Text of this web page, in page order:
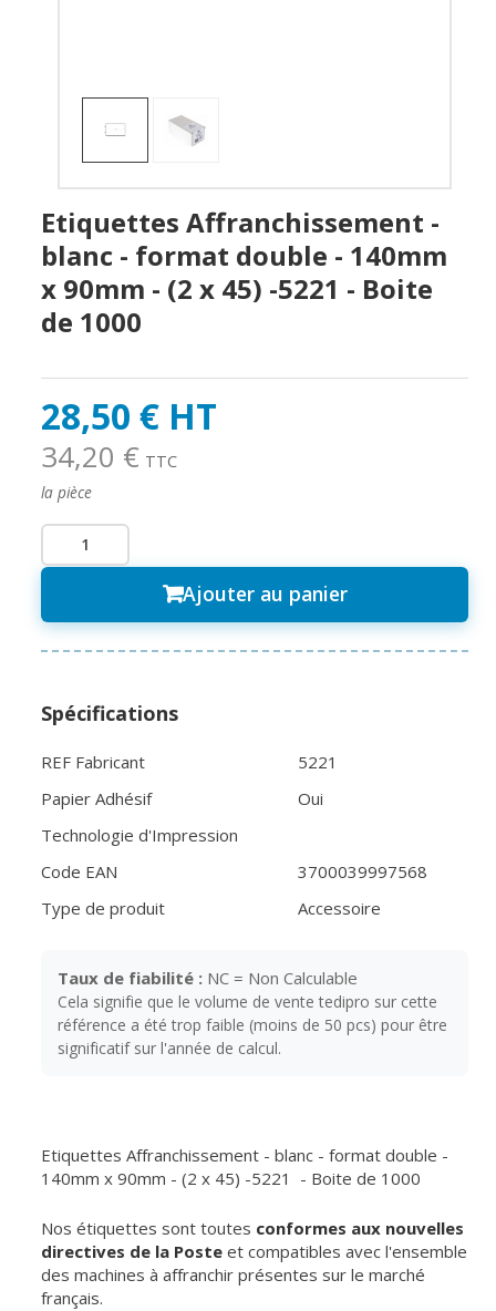
Etiquettes Affranchissement -
blanc - format double - 140mm
x 90mm - (2 x 45) -5221 - Boite
de 1000
28,50 € HT
34,20 € TTC
la pièce
Ajouter au panier
Spécifications
REF Fabricant
5221
Papier Adhésif
Oui
Technologie d'Impression
Code EAN
3700039997568
Type de produit
Accessoire
Taux de fiabilité : NC = Non Calculable
Cela signifie que le volume de vente tedipro sur cette
référence a été trop faible (moins de 50 pcs) pour être
significatif sur l'année de calcul.
Etiquettes Affranchissement - blanc - format double -
140mm x 90mm - (2 x 45) -5221 - Boite de 1000
Nos étiquettes sont toutes conformes aux nouvelles
directives de la Poste et compatibles avec l'ensemble
des machines à affranchir présentes sur le marché
français.